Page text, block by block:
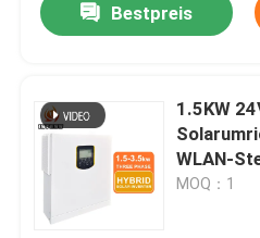
Bestpreis
1.5KW
WLAN-
MOQ：1